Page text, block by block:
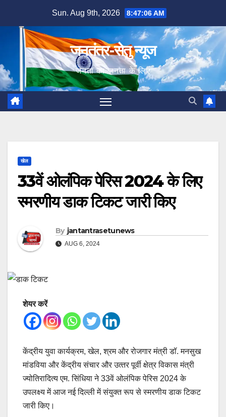
content
Sun. Aug 9th, 2026 8:47:07 AM
जनतंत्र-सेतु न्यूज
जनता का जनता के लिए
खेल
33वें ओलंपिक पेरिस 2024 के लिए
स्मरणीय डाक टिकट जारी किए
By jantantrasetunews
AUG 6, 2024
शेयर करें
केंद्रीय युवा कार्यक्रम, खेल, श्रम और रोजगार मंत्री डॉ. मनसुख
मांडविया और केंद्रीय संचार और उत्‍तर पूर्वी क्षेत्र विकास मंत्री
ज्योतिरादित्य एम. सिंधिया ने 33वें ओलंपिक पेरिस 2024 के
उपलक्ष्य में आज नई दिल्ली में संयुक्त रूप से स्मरणीय डाक टिकट
जारी किए।